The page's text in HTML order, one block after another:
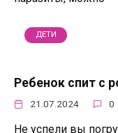
ДЕТИ
Ребенок спит с
21.07.2024 0
Не успели вы